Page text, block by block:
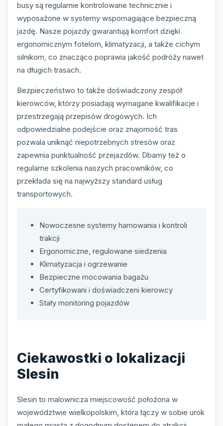
busy są regularnie kontrolowane technicznie i
wyposażone w systemy wspomagające bezpieczną
jazdę. Nasze pojazdy gwarantują komfort dzięki
ergonomicznym fotelom, klimatyzacji, a także cichym
silnikom, co znacząco poprawia jakość podróży nawet
na długich trasach.
Bezpieczeństwo to także doświadczony zespół
kierowców, którzy posiadają wymagane kwalifikacje i
przestrzegają przepisów drogowych. Ich
odpowiedzialne podejście oraz znajomość tras
pozwala uniknąć niepotrzebnych stresów oraz
zapewnia punktualność przejazdów. Dbamy też o
regularne szkolenia naszych pracowników, co
przekłada się na najwyższy standard usług
transportowych.
Nowoczesne systemy hamowania i kontroli
trakcji
Ergonomiczne, regulowane siedzenia
Klimatyzacja i ogrzewanie
Bezpieczne mocowania bagażu
Certyfikowani i doświadczeni kierowcy
Stały monitoring pojazdów
Ciekawostki o lokalizacji
Slesin
Slesin to malownicza miejscowość położona w
województwie wielkopolskim, która łączy w sobie urok